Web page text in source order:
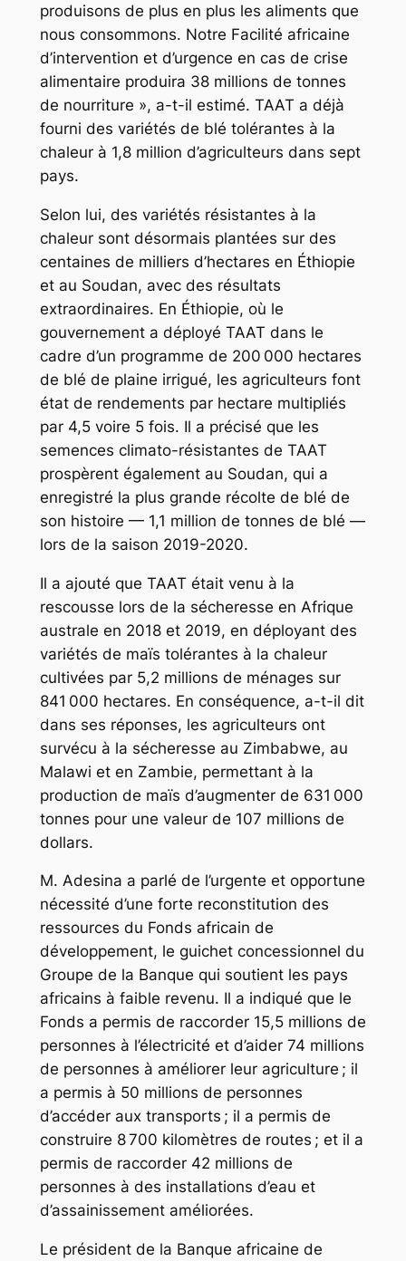
produisons de plus en plus les aliments que
nous consommons. Notre Facilité africaine
d’intervention et d’urgence en cas de crise
alimentaire produira 38 millions de tonnes
de nourriture », a-t-il estimé. TAAT a déjà
fourni des variétés de blé tolérantes à la
chaleur à 1,8 million d’agriculteurs dans sept
pays.
Selon lui, des variétés résistantes à la
chaleur sont désormais plantées sur des
centaines de milliers d’hectares en Éthiopie
et au Soudan, avec des résultats
extraordinaires. En Éthiopie, où le
gouvernement a déployé TAAT dans le
cadre d’un programme de 200 000 hectares
de blé de plaine irrigué, les agriculteurs font
état de rendements par hectare multipliés
par 4,5 voire 5 fois. Il a précisé que les
semences climato-résistantes de TAAT
prospèrent également au Soudan, qui a
enregistré la plus grande récolte de blé de
son histoire — 1,1 million de tonnes de blé —
lors de la saison 2019-2020.
Il a ajouté que TAAT était venu à la
rescousse lors de la sécheresse en Afrique
australe en 2018 et 2019, en déployant des
variétés de maïs tolérantes à la chaleur
cultivées par 5,2 millions de ménages sur
841 000 hectares. En conséquence, a-t-il dit
dans ses réponses, les agriculteurs ont
survécu à la sécheresse au Zimbabwe, au
Malawi et en Zambie, permettant à la
production de maïs d’augmenter de 631 000
tonnes pour une valeur de 107 millions de
dollars.
M. Adesina a parlé de l’urgente et opportune
nécessité d’une forte reconstitution des
ressources du Fonds africain de
développement, le guichet concessionnel du
Groupe de la Banque qui soutient les pays
africains à faible revenu. Il a indiqué que le
Fonds a permis de raccorder 15,5 millions de
personnes à l’électricité et d’aider 74 millions
de personnes à améliorer leur agriculture ; il
a permis à 50 millions de personnes
d’accéder aux transports ; il a permis de
construire 8 700 kilomètres de routes ; et il a
permis de raccorder 42 millions de
personnes à des installations d’eau et
d’assainissement améliorées.
Le président de la Banque africaine de